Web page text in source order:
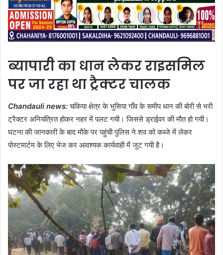
ब्यापारी का धान लेकर राइसमिल
पर जा रहा था ट्रैक्टर चालक
Chandauli news:चकिया क्षेत्र के भुसिया गाँव के समीप धान की बोरी से भरी
ट्रैक्टर अनियंत्रित होकर नहर में पलट गयी। जिससे ड्राईवर की मौत हो गयी।
घटना की जानकारी के बाद मौके पर पहुंची पुलिस ने शव को कब्जे में लेकर
पोस्टमार्टम के लिए भेज कर आवश्यक कार्यवाही में जुट गयी है।